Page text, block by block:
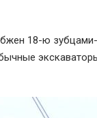
18-ю